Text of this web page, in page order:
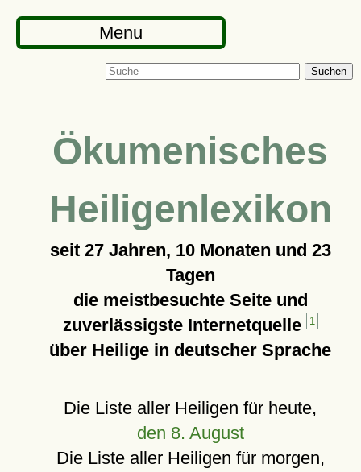
Menu
Suchen
Ökumenisches
Heiligenlexikon
seit 27 Jahren, 10 Monaten und 23
Tagen
die meistbesuchte Seite und
zuverlässigste Internetquelle
1
über Heilige in deutscher Sprache
Die Liste aller Heiligen für heute,
den 8. August
Die Liste aller Heiligen für morgen,